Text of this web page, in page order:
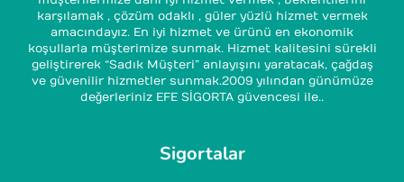
karşılamak , çözüm odaklı , güler yüzlü hizmet vermek
amacındayız. En iyi hizmet ve ürünü en ekonomik
koşullarla müşterimize sunmak. Hizmet kalitesini sürekli
geliştirerek “Sadık Müşteri” anlayışını yaratacak, çağdaş
ve güvenilir hizmetler sunmak.2009 yılından günümüze
değerleriniz EFE SİGORTA güvencesi ile..
Sigortalar